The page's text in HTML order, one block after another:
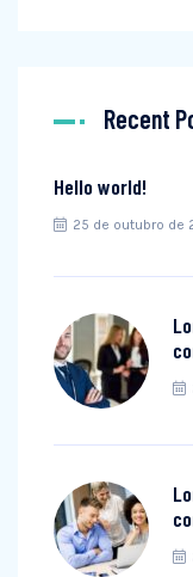
Recent
Hello world!
25 de outubro de